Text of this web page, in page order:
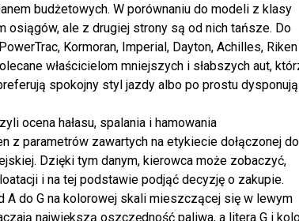
budżetowych. W porównaniu do modeli z klasy
ale z drugiej strony są od nich tańsze. Do
Kormoran, Imperial, Dayton, Achilles,
właścicielom mniejszych i słabszych aut,
spokojny styl jazdy albo po prostu dysponują
ocena hałasu, spalania i hamowania
z parametrów zawartych na etykiecie dołączonej do
Dzięki tym danym, kierowca może zobaczyć,
i na tej podstawie podjąć decyzję o zakupie.
do G na kolorowej skali mieszczącej się w lewym
największą oszczędność paliwa, a litera G i